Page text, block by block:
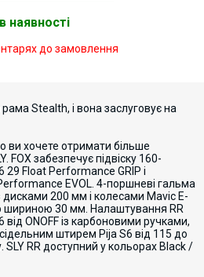
наявності
до замовлення
Stealth, і вона заслуговує на
ви хочете отримати більше
FOX забезпечує підвіску 160-
Float Performance GRIP і
EVOL. 4-поршневі гальма
200 мм і колесами Mavic E-
шириною 30 мм. Налаштування RR
від ONOFF із карбоновими ручками,
штирем Pija S6 від 115 до
RR доступний у кольорах Black /